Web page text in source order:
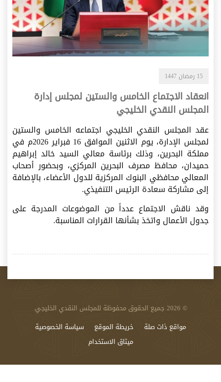
انعقاد الاجتماع الخامس والستين لمجلس إدارة
المجلس النقدي الخليجي
عقد المجلس النقدي الخليجي اجتماعه الخامس والستين
لمجلس الإدارة، يوم الاثنين الموافق 16 فبراير 2026م في
مملكة البحرين، وذلك برئاسة معالي السيد خالد إبراهيم
حميدان، محافظ مصرف البحرين المركزي، وبحضور أصحاب
المعالي محافظي البنوك المركزية للدول الأعضاء، بالإضافة
إلى مشاركة سعادة الرئيس التنفيذي.
وقد ناقش الاجتماع عدداً من الموضوعات المدرجة على
جدول الأعمال واتخذ بشأنها القرارات المناسبة.
مواقع ذات صلة
خريطة الموقع
سياسة الخصوصية
​ميثاق ​الاستخدام